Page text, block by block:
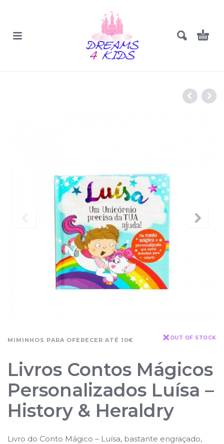
MIMINHOS PARA OFERECER ATÉ 10€ OUT OF STOCK
Livros Contos Mágicos
Personalizados Luísa –
History & Heraldry
Livro do Conto Mágico – Luísa, bastante engraçado,